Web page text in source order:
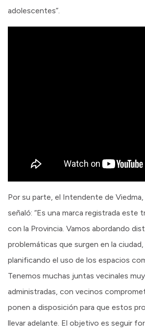
adolescentes”.
Por su parte, el Intendente de
señaló: “Es una marca registrada este
con la Provincia. Vamos abordando
problemáticas que surgen en la
planificando el uso de los espacios
Tenemos muchas juntas vecinales
administradas, con vecinos
ponen a disposición para que estos
llevar adelante. El objetivo es seguir